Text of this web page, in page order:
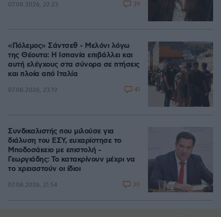
07.08.2026, 22:23 39
«Πόλεμος» Σάντσεθ - Μελόνι λόγω
της Θέουτα: Η Ισπανία επιβάλλει και
αυτή ελέγχους στα σύνορα σε πτήσεις
και πλοία από Ιταλία
07.08.2026, 23:19 41
Συνδικαλιστής που μιλούσε για
διάλυση του ΕΣΥ, ευχαρίστησε το
Μποδοσάκειο με επιστολή -
Γεωργιάδης: Το κατακρίνουν μέχρι να
το χρειαστούν οι ίδιοι
07.08.2026, 21:54 30